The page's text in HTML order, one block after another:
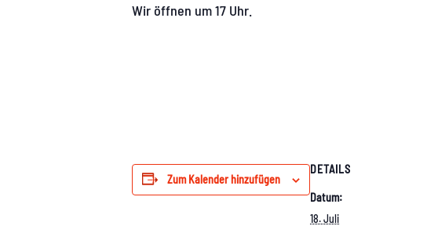
Wir öffnen um 17 Uhr.
Zum Kalender hinzufügen
DETAILS
Datum:
18. Juli